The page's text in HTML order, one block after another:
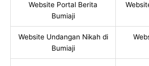
Website Portal Berita
Bumiaji
Website Undangan Nikah di
Bumiaji